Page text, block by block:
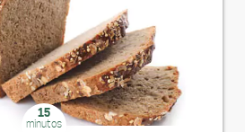
15
minutos